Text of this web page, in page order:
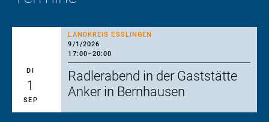
LANDKREIS ESSLINGEN
9/1/2026
17:00–20:00
DI
1
SEP
Radlerabend in der Gaststätte
Anker in Bernhausen